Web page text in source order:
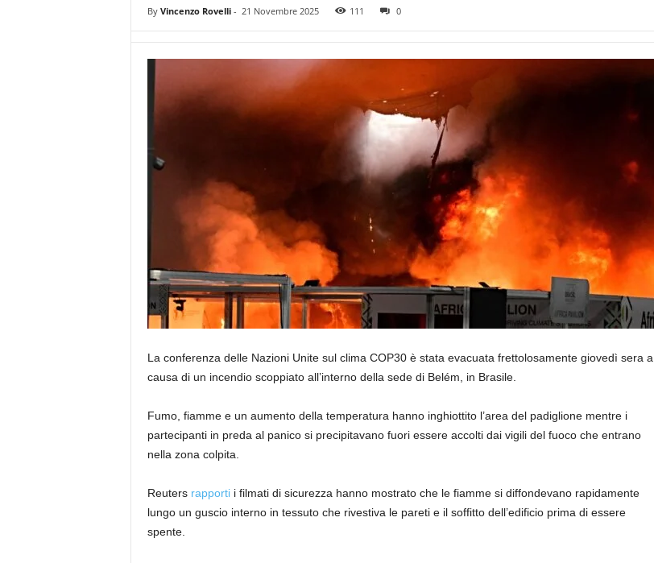
By Vincenzo Rovelli- 21 Novembre 2025 111 0
La conferenza delle Nazioni Unite sul clima COP30 è stata evacuata frettolosamente giovedì sera a
causa di un incendio scoppiato all’interno della sede di Belém, in Brasile.
Fumo, fiamme e un aumento della temperatura hanno inghiottito l’area del padiglione mentre i
partecipanti in preda al panico si precipitavano fuori essere accolti dai vigili del fuoco che entrano
nella zona colpita.
Reuters rapportii filmati di sicurezza hanno mostrato che le fiamme si diffondevano rapidamente
lungo un guscio interno in tessuto che rivestiva le pareti e il soffitto dell’edificio prima di essere
spente.